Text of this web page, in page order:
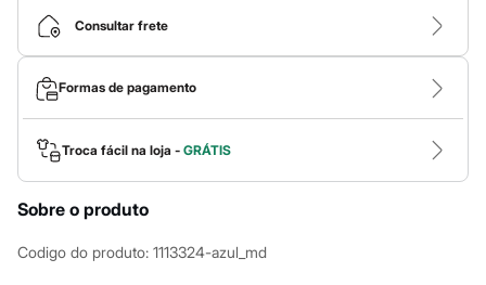
Bolsas
Bonés e Chapéus
Bijoux
Cintos
Óculos
Relógios
Calçados
Botas
Chinelos
Rasteirinhas
Sandálias
Sapatilhas
Tênis
Consultar frete
Formas de pagamento
Troca fácil na loja - GRÁTIS
Sobre o produto
Codigo do produto: 1113324-azul_md